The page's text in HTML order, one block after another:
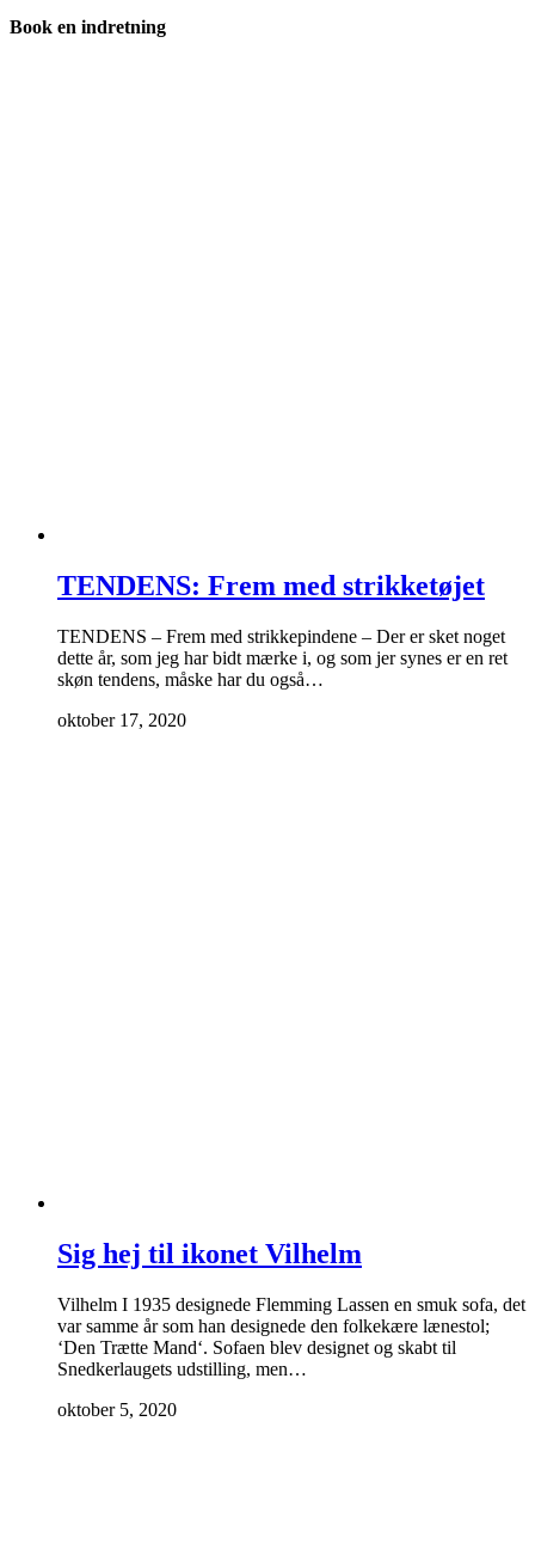
Book en indretning
TENDENS: Frem med strikketøjet
TENDENS – Frem med strikkepindene – Der er sket noget
dette år, som jeg har bidt mærke i, og som jer synes er en ret
skøn tendens, måske har du også…
oktober 17, 2020
Sig hej til ikonet Vilhelm
Vilhelm I 1935 designede Flemming Lassen en smuk sofa, det
var samme år som han designede den folkekære lænestol;
‘Den Trætte Mand‘. Sofaen blev designet og skabt til
Snedkerlaugets udstilling, men…
oktober 5, 2020